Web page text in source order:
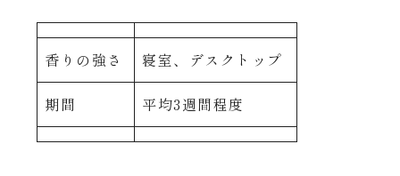
香りの強さ 寝室、デスクトップ
期間 平均3週間程度